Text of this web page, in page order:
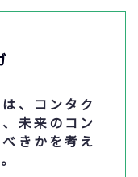
、コンタク
未来のコン
きかを考え